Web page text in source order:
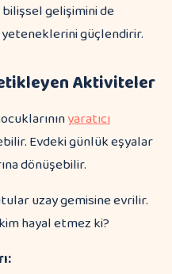
gelişimini de
güçlendirir.
Aktiviteler
yaratıcı
Evdeki günlük eşyalar
dönüşebilir.
uzay gemisine evrilir.
hayal etmez ki?